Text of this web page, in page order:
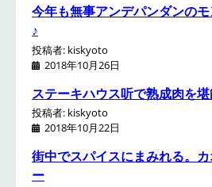
今年も無事アンデパンダンの
♪
投稿者: kiskyoto
2018年10月26日
ステーキハウス听で熟成肉を
投稿者: kiskyoto
2018年10月22日
街中でスパイスにまみれる。
ー